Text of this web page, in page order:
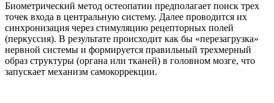
Биометрический метод остеопатии предполагает поиск трех
точек входа в центральную систему. Далее проводится их
синхронизация через стимуляцию рецепторных полей
(перкуссия). В результате происходит как бы «перезагрузка»
нервной системы и формируется правильный трехмерный
образ структуры (органа или тканей) в головном мозге, что
запускает механизм самокоррекции.